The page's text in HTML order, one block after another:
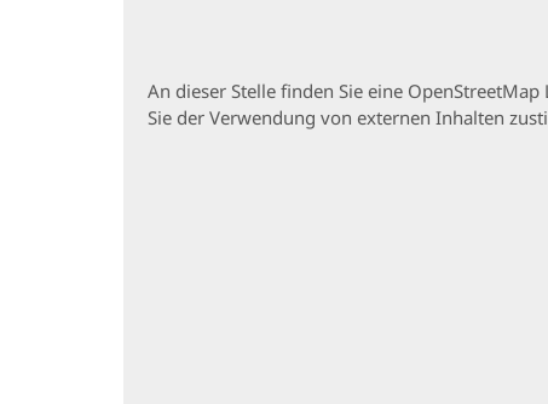
An dieser Stelle finden Sie eine
Sie der Verwendung von externen Inhalten